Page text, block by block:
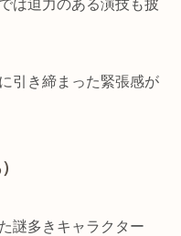
は迫力のある演技も披
引き締まった緊張感が
謎多きキャラクター